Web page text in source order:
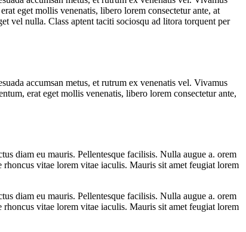
eget mollis venenatis, libero lorem consectetur ante, at
vel nulla. Class aptent taciti sociosqu ad litora torquent per
accumsan metus, et rutrum ex venenatis vel. Vivamus
erat eget mollis venenatis, libero lorem consectetur ante,
diam eu mauris. Pellentesque facilisis. Nulla augue a. orem
vitae lorem vitae iaculis. Mauris sit amet feugiat lorem
diam eu mauris. Pellentesque facilisis. Nulla augue a. orem
vitae lorem vitae iaculis. Mauris sit amet feugiat lorem